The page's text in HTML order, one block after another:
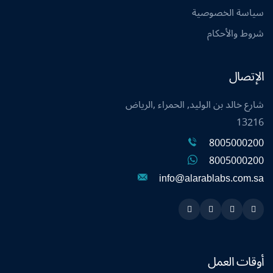
سياسة الخصوصية
شروط والأحكام
الإتصال
شارع خالد بن الوليد, الحمراء ,الرياض
13216
8005000200
8005000200
info@alarablabs.com.sa
Snapchat
Twitter
Linkedin
Instagram
أوقات العمل